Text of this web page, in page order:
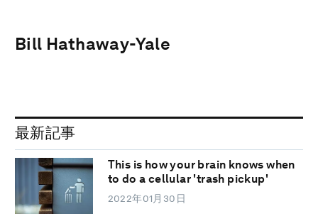
Bill Hathaway-Yale
最新記事
This is how your brain knows when
to do a cellular 'trash pickup'
2022年01月30日